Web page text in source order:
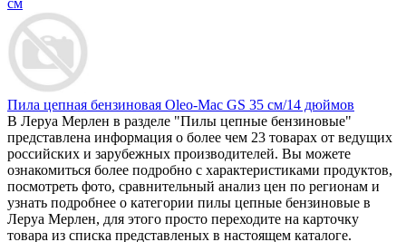
Пила цепная бензиновая Oleo-Mac GS 35 см/14 дюймов
В Леруа Мерлен в разделе "Пилы цепные бензиновые"
представлена информация о более чем 23 товарах от ведущих
российских и зарубежных производителей. Вы можете
ознакомиться более подробно c характеристиками продуктов,
посмотреть фото, сравнительный анализ цен по регионам и
узнать подробнее о категории пилы цепные бензиновые в
Леруа Мерлен, для этого просто переходите на карточку
товара из списка представленых в настоящем каталоге.